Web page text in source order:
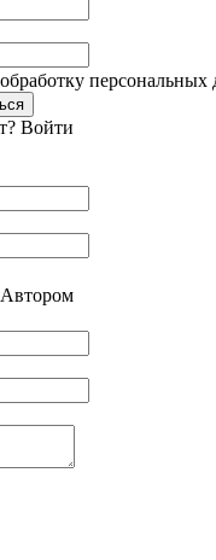
Войти
Автором